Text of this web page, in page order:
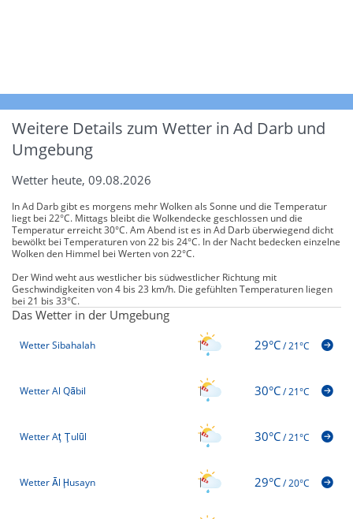
Weitere Details zum Wetter in Ad Darb und
Umgebung
Wetter heute, 09.08.2026
In Ad Darb gibt es morgens mehr Wolken als Sonne und die Temperatur
liegt bei 22°C. Mittags bleibt die Wolkendecke geschlossen und die
Temperatur erreicht 30°C. Am Abend ist es in Ad Darb überwiegend dicht
bewölkt bei Temperaturen von 22 bis 24°C. In der Nacht bedecken einzelne
Wolken den Himmel bei Werten von 22°C.
Der Wind weht aus westlicher bis südwestlicher Richtung mit
Geschwindigkeiten von 4 bis 23 km/h. Die gefühlten Temperaturen liegen
bei 21 bis 33°C.
Das Wetter in der Umgebung
Wetter Sibahalah 29°C/21°C
Wetter Al Qābil 30°C/21°C
Wetter Aţ Ţulūl 30°C/21°C
Wetter Āl Ḩusayn 29°C/20°C